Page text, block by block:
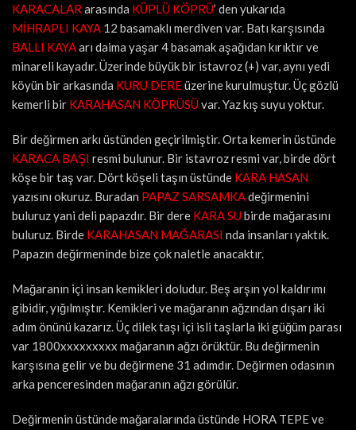
KARACALAR arasında KÜPLÜ KÖPRÜ’ den yukarıda
MİHRAPLI KAYA 12 basamaklı merdiven var. Batı karşısında
BALLI KAYAarı daima yaşar 4 basamak aşağıdan kırıktır ve
minareli kayadır. Üzerinde büyük bir istavroz (+) var, aynı yedi
köyün bir arkasında KURU DEREüzerine kurulmuştur. Üç gözlü
kemerli bir KARAHASAN KÖPRÜSÜvar. Yaz kış suyu yoktur.
Bir değirmen arkı üstünden geçirilmiştir. Orta kemerin üstünde
KARACA BAŞI resmi bulunur. Bir istavroz resmi var, birde dört
köşe bir taş var. Dört köşeli taşın üstünde KARA HASAN
yazısını okuruz. Buradan PAPAZ SARSAMKAdeğirmenini
buluruz yani deli papazdır. Bir dere KARA SUbirde mağarasını
buluruz. Birde KARAHASAN MAĞARASI nda insanları yaktık.
Papazın değirmeninde bize çok naletle anacaktır.
Mağaranın içi insan kemikleri doludur. Beş arşın yol kaldırımı
gibidir, yığılmıştır. Kemikleri ve mağaranın ağzından dışarı iki
adım önünü kazarız. Üç dilek taşı içi isli taşlarla iki güğüm parası
var 1800xxxxxxxxx mağaranın ağzı örüktür. Bu değirmenin
karşısına gelir ve bu değirmene 31 adımdır. Değirmen odasının
arka penceresinden mağaranın ağzı görülür.
Değirmenin üstünde mağaralarında üstünde HORA TEPE ve